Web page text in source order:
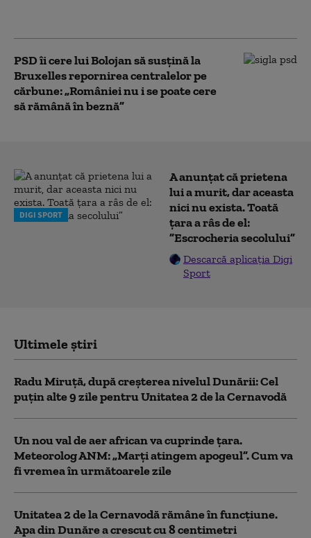
PSD îi cere lui Bolojan să susțină la
Bruxelles repornirea centralelor pe
cărbune: „României nu i se poate cere
să rămână în beznă”
DIGI SPORT
A anunțat că prietena
lui a murit, dar aceasta
nici nu exista. Toată
țara a râs de el:
”Escrocheria secolului”
Descarcă aplicația Digi
Sport
Ultimele știri
Radu Miruță, după creșterea nivelul Dunării: Cel
puțin alte 9 zile pentru Unitatea 2 de la Cernavodă
Un nou val de aer african va cuprinde țara.
Meteorolog ANM: „Marți atingem apogeul”. Cum va
fi vremea în următoarele zile
Unitatea 2 de la Cernavodă rămâne în funcțiune.
Apa din Dunăre a crescut cu 8 centimetri